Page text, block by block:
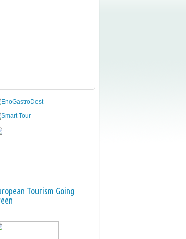
Tourism Going